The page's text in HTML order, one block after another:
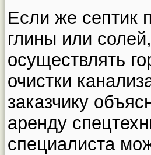
Если же септик
глины или
осуществлять
очистки
заказчику
аренду
специалиста